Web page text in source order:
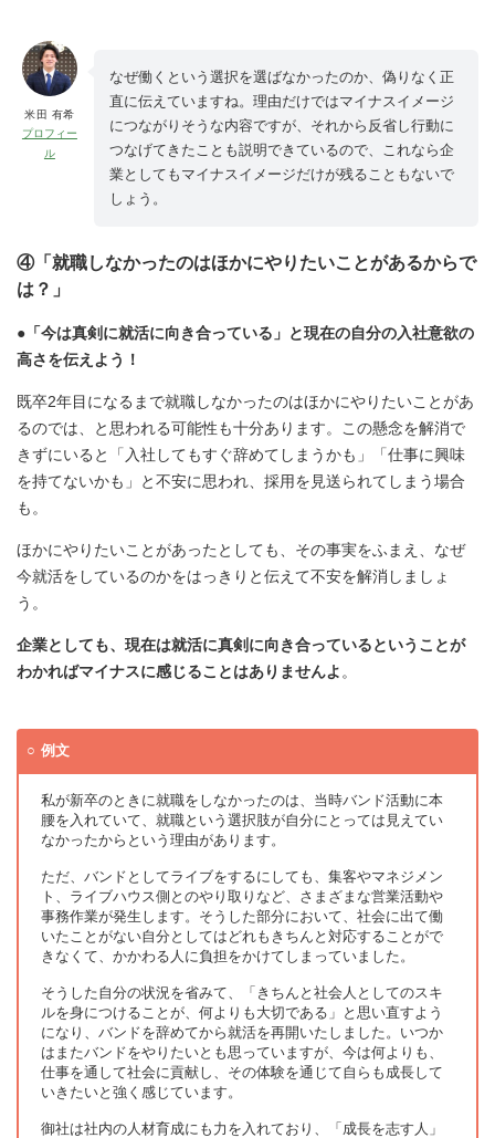
米田 有希
プロフィー
ル
なぜ働くという選択を選ばなかったのか、偽りなく正
直に伝えていますね。理由だけではマイナスイメージ
につながりそうな内容ですが、それから反省し行動に
つなげてきたことも説明できているので、これなら企
業としてもマイナスイメージだけが残ることもないで
しょう。
④「就職しなかったのはほかにやりたいことがあるからで
は？」
●「今は真剣に就活に向き合っている」と現在の自分の入社意欲の
高さを伝えよう！
既卒2年目になるまで就職しなかったのはほかにやりたいことがあ
るのでは、と思われる可能性も十分あります。この懸念を解消で
きずにいると「入社してもすぐ辞めてしまうかも」「仕事に興味
を持てないかも」と不安に思われ、採用を見送られてしまう場合
も。
ほかにやりたいことがあったとしても、その事実をふまえ、なぜ
今就活をしているのかをはっきりと伝えて不安を解消しましょ
う。
企業としても、現在は就活に真剣に向き合っているということが
わかればマイナスに感じることはありませんよ。
例文
私が新卒のときに就職をしなかったのは、当時バンド活動に本
腰を入れていて、就職という選択肢が自分にとっては見えてい
なかったからという理由があります。
ただ、バンドとしてライブをするにしても、集客やマネジメン
ト、ライブハウス側とのやり取りなど、さまざまな営業活動や
事務作業が発生します。そうした部分において、社会に出て働
いたことがない自分としてはどれもきちんと対応することがで
きなくて、かかわる人に負担をかけてしまっていました。
そうした自分の状況を省みて、「きちんと社会人としてのスキ
ルを身につけることが、何よりも大切である」と思い直すよう
になり、バンドを辞めてから就活を再開いたしました。いつか
はまたバンドをやりたいとも思っていますが、今は何よりも、
仕事を通して社会に貢献し、その体験を通じて自らも成長して
いきたいと強く感じています。
御社は社内の人材育成にも力を入れており、「成長を志す人」